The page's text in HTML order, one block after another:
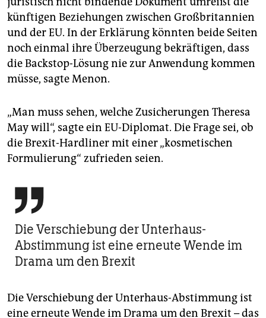
künftigen Beziehungen zwischen Großbritannien
und der EU. In der Erklärung könnten beide Seiten
noch einmal ihre Überzeugung bekräftigen, dass
die Backstop-Lösung nie zur Anwendung kommen
müsse, sagte Menon.
„Man muss sehen, welche Zusicherungen Theresa
May will“, sagte ein EU-Diplomat. Die Frage sei, ob
die Brexit-Hardliner mit einer „kosmetischen
Formulierung“ zufrieden seien.

Die Verschiebung der Unterhaus-
Abstimmung ist eine erneute Wende im
Drama um den Brexit
Die Verschiebung der Unterhaus-Abstimmung ist
eine erneute Wende im Drama um den Brexit – das